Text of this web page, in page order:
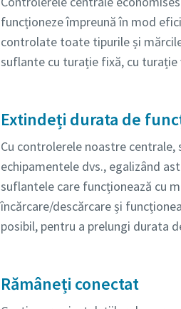
funcționeze împreună în mod
controlate toate tipurile și
suflante cu turație fixă, cu
Extindeți durata de
Cu controlerele noastre
echipamentele dvs., egalizând
suflantele care funcționează cu
încărcare/descărcare și
posibil, pentru a prelungi durata
Rămâneți conectat